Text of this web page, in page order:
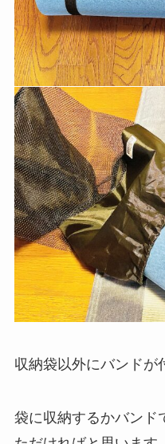
収納袋以外にバンドが
袋に収納するかバンド